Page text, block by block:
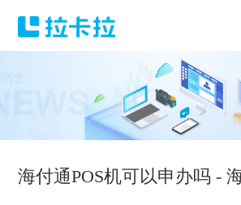
海付通POS机可以申办吗 -